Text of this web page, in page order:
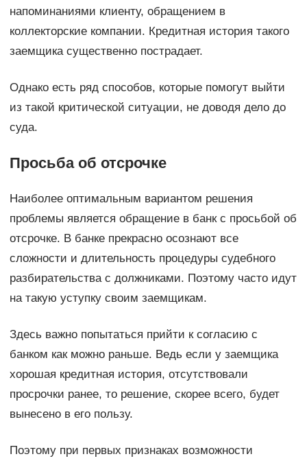
напоминаниями клиенту, обращением в
коллекторские компании. Кредитная история такого
заемщика существенно пострадает.
Однако есть ряд способов, которые помогут выйти
из такой критической ситуации, не доводя дело до
суда.
Просьба об отсрочке
Наиболее оптимальным вариантом решения
проблемы является обращение в банк с просьбой об
отсрочке. В банке прекрасно осознают все
сложности и длительность процедуры судебного
разбирательства с должниками. Поэтому часто идут
на такую уступку своим заемщикам.
Здесь важно попытаться прийти к согласию с
банком как можно раньше. Ведь если у заемщика
хорошая кредитная история, отсутствовали
просрочки ранее, то решение, скорее всего, будет
вынесено в его пользу.
Поэтому при первых признаках возможности